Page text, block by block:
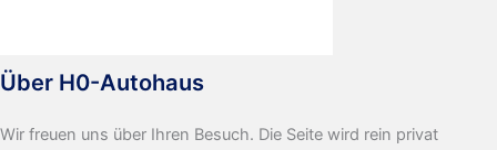
Über H0-Autohaus
Wir freuen uns über Ihren Besuch. Die Seite wird rein privat